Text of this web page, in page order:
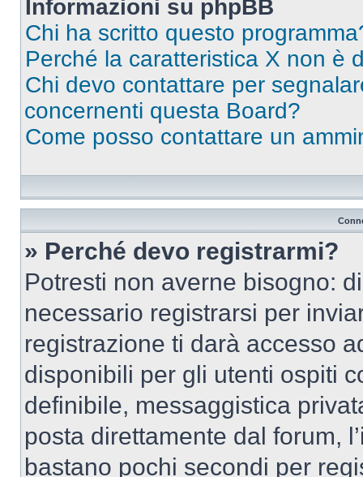
Informazioni su phpBB
Chi ha scritto questo
Perché la caratteristica X non è
Chi devo contattare per
concernenti questa Board?
Come posso contattare un
» Perché devo registrarmi?
Potresti non averne bisogno:
necessario registrarsi per
registrazione ti darà accesso
disponibili per gli utenti ospiti
definibile, messaggistica
posta direttamente dal forum,
bastano pochi secondi per